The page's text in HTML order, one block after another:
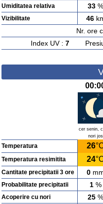
Umiditatea relativa 33 %
Vizibilitate 46
Nr. ore
Index UV : 7
cer senin,
nori
Temperatura 26
Temperatura resimitita 24
Cantitate precipitatii 3 ore 0
Probabilitate precipitatii 1 %
Acoperire cu nori 25 %